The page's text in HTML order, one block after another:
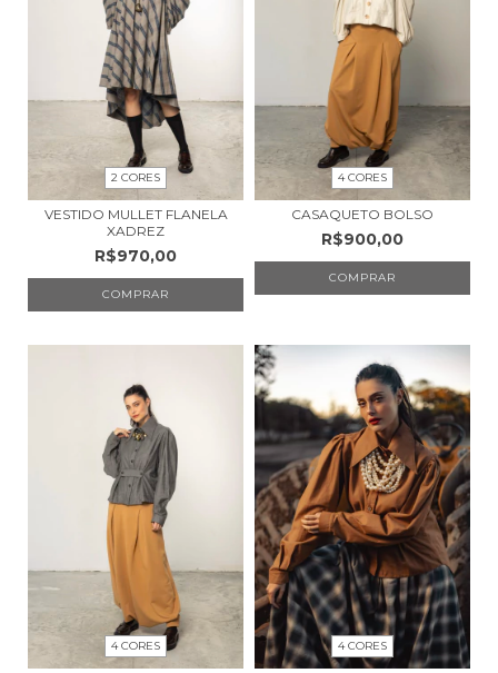
2 CORES
VESTIDO MULLET FLANELA
XADREZ
R$970,00
COMPRAR
4 CORES
CASAQUETO BOLSO
R$900,00
COMPRAR
4 CORES 4 CORES